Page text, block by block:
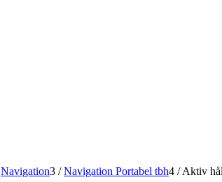
Navigation3 / Navigation Portabel tbh4 / Aktiv